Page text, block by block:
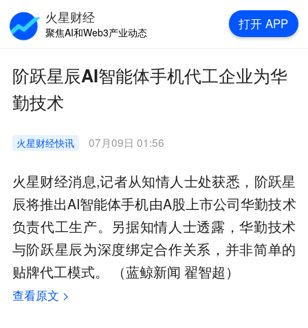
阶跃星辰AI智能体手机代工企业为华
勤技术
火星财经快讯 07月09日 01:56
火星财经消息,记者从知情人士处获悉，阶跃星
辰将推出AI智能体手机由A股上市公司华勤技术
负责代工生产。另据知情人士透露，华勤技术
与阶跃星辰为深度绑定合作关系，并非简单的
贴牌代工模式。 （蓝鲸新闻 翟智超）
查看原文 >
火星财经
聚焦AI和Web3产业动态
打开 APP